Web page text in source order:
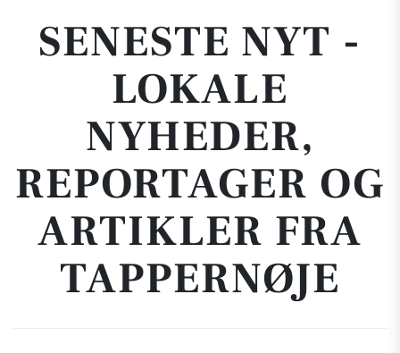
SENESTE NYT -
LOKALE
NYHEDER,
REPORTAGER OG
ARTIKLER FRA
TAPPERNØJE